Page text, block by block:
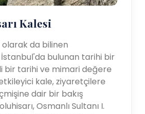
Kalesi
olarak da bilinen
İstanbul'da bulunan tarihi bir
bir tarihi ve mimari değere
kale, ziyaretçilere
dair bir bakış
Osmanlı Sultanı I.